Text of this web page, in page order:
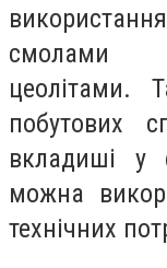
смолами
цеолітами.
побутових
вкладиші у
можна
технічних